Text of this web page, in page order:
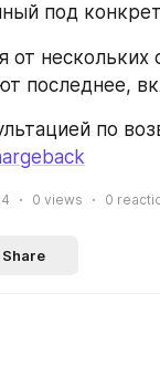
под
от нескольких
последнее,
0 views 0
Share